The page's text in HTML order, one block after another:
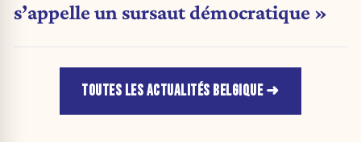
s’appelle un sursaut démocratique »
TOUTES LES ACTUALITÉS BELGIQUE